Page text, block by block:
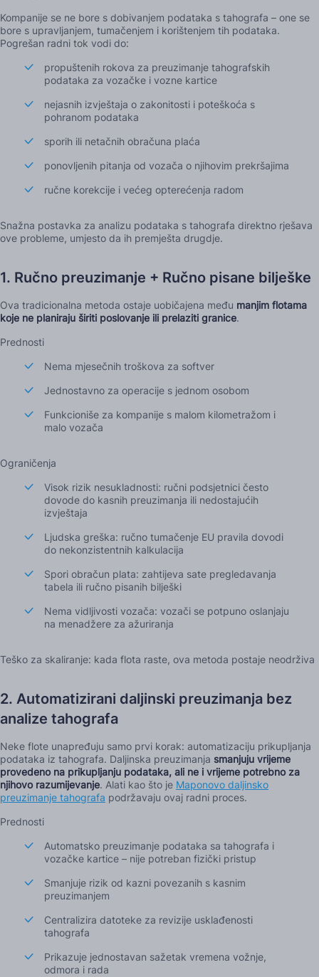
Kompanije se ne bore s dobivanjem podataka s tahografa – one se
bore s upravljanjem, tumačenjem i korištenjem tih podataka.
Pogrešan radni tok vodi do:
propuštenih rokova za preuzimanje tahografskih
podataka za vozačke i vozne kartice
nejasnih izvještaja o zakonitosti i poteškoća s
pohranom podataka
sporih ili netačnih obračuna plaća
ponovljenih pitanja od vozača o njihovim prekršajima
ručne korekcije i većeg opterećenja radom
Snažna postavka za analizu podataka s tahografa direktno rješava
ove probleme, umjesto da ih premješta drugdje.
1. Ručno preuzimanje + Ručno pisane bilješke
Ova tradicionalna metoda ostaje uobičajena među manjim flotama
koje ne planiraju širiti poslovanje ili prelaziti granice.
Prednosti
Nema mjesečnih troškova za softver
Jednostavno za operacije s jednom osobom
Funkcioniše za kompanije s malom kilometražom i
malo vozača
Ograničenja
Visok rizik nesukladnosti: ručni podsjetnici često
dovode do kasnih preuzimanja ili nedostajućih
izvještaja
Ljudska greška: ručno tumačenje EU pravila dovodi
do nekonzistentnih kalkulacija
Spori obračun plata: zahtijeva sate pregledavanja
tabela ili ručno pisanih bilješki
Nema vidljivosti vozača: vozači se potpuno oslanjaju
na menadžere za ažuriranja
Teško za skaliranje: kada flota raste, ova metoda postaje neodrživa
2. Automatizirani daljinski preuzimanja bez
analize tahografa
Neke flote unapređuju samo prvi korak: automatizaciju prikupljanja
podataka iz tahografa. Daljinska preuzimanja smanjuju vrijeme
provedeno na prikupljanju podataka, ali ne i vrijeme potrebno za
njihovo razumijevanje. Alati kao što je Maponovo daljinsko
preuzimanje tahografa podržavaju ovaj radni proces.
Prednosti
Automatsko preuzimanje podataka sa tahografa i
vozačke kartice – nije potreban fizički pristup
Smanjuje rizik od kazni povezanih s kasnim
preuzimanjem
Centralizira datoteke za revizije usklađenosti
tahografa
Prikazuje jednostavan sažetak vremena vožnje,
odmora i rada